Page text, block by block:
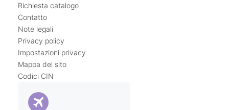
Richiesta catalogo
Contatto
Note legali
Privacy policy
Impostazioni privacy
Mappa del sito
Codici CIN